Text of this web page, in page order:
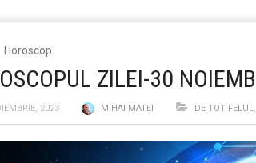
Horoscop
ZILEI-30
2023 MIHAI MATEI DE TOT FELUL,